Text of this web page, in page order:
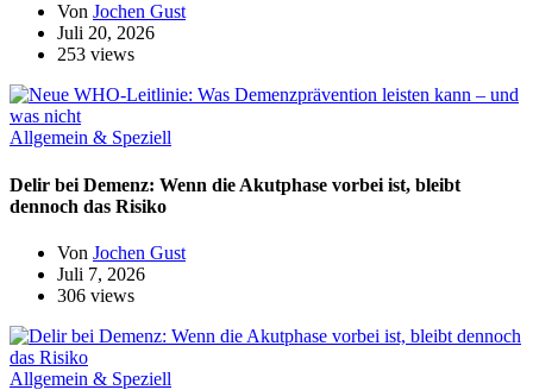
Von Jochen Gust
Juli 20, 2026
253 views
Allgemein & Speziell
Delir bei Demenz: Wenn die Akutphase vorbei ist, bleibt
dennoch das Risiko
Von Jochen Gust
Juli 7, 2026
306 views
Allgemein & Speziell